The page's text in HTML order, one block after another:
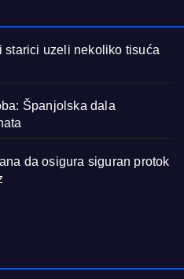
starici uzeli nekoliko tisuća
Španjolska dala
da osigura siguran protok